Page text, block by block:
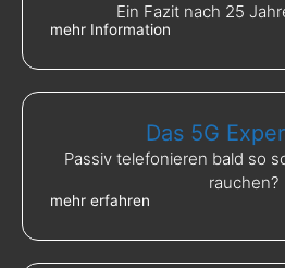
Ein Fazit nach 25
mehr Information
Das 5G
Passiv telefonieren bald so
rauchen?
mehr erfahren